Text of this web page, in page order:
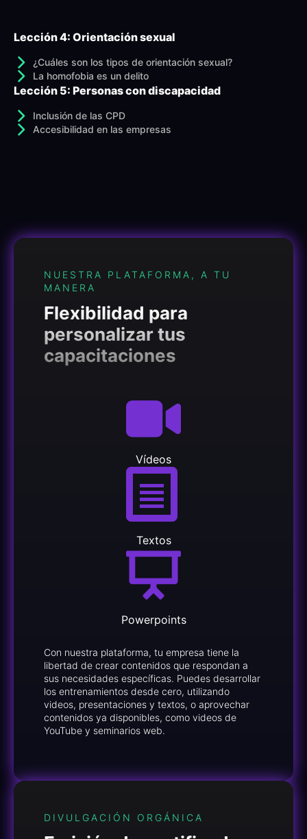
Lección 4: Orientación sexual
¿Cuáles son los tipos de orientación sexual?
La homofobia es un delito
Lección 5: Personas con discapacidad
Inclusión de las CPD
Accesibilidad en las empresas
NUESTRA PLATAFORMA, A TU
MANERA
Flexibilidad para
personalizar tus
capacitaciones
Vídeos
Textos
Powerpoints
Con nuestra plataforma, tu empresa tiene la
libertad de crear contenidos que respondan a
sus necesidades específicas. Puedes desarrollar
los entrenamientos desde cero, utilizando
videos, presentaciones y textos, o aprovechar
contenidos ya disponibles, como videos de
YouTube y seminarios web.
DIVULGACIÓN ORGÁNICA